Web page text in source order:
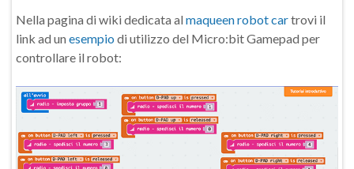
Nella pagina di wiki dedicata al maqueen robot cartrovi il
link ad un esempio di utilizzo del Micro:bit Gamepad per
controllare il robot: